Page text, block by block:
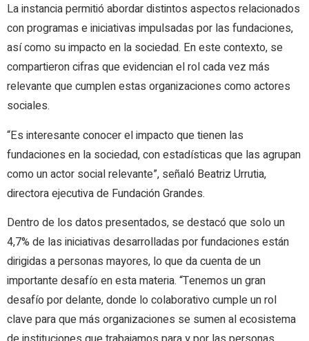
La instancia permitió abordar distintos aspectos relacionados
con programas e iniciativas impulsadas por las fundaciones,
así como su impacto en la sociedad. En este contexto, se
compartieron cifras que evidencian el rol cada vez más
relevante que cumplen estas organizaciones como actores
sociales.
“Es interesante conocer el impacto que tienen las
fundaciones en la sociedad, con estadísticas que las agrupan
como un actor social relevante”, señaló Beatriz Urrutia,
directora ejecutiva de Fundación Grandes.
Dentro de los datos presentados, se destacó que solo un
4,7% de las iniciativas desarrolladas por fundaciones están
dirigidas a personas mayores, lo que da cuenta de un
importante desafío en esta materia. “Tenemos un gran
desafío por delante, donde lo colaborativo cumple un rol
clave para que más organizaciones se sumen al ecosistema